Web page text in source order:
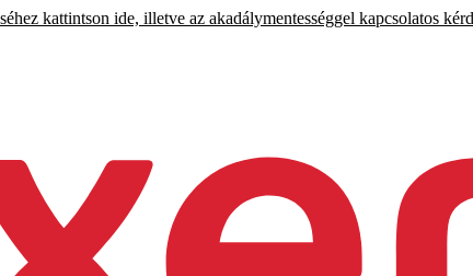
kattintson ide, illetve az akadálymentességgel kapcsolatos